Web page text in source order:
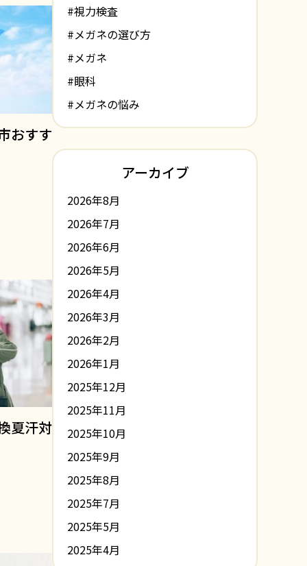
おすす
夏汗対
#視力検査
#メガネの選び方
#メガネ
#眼科
#メガネの悩み
アーカイブ
2026年8月
2026年7月
2026年6月
2026年5月
2026年4月
2026年3月
2026年2月
2026年1月
2025年12月
2025年11月
2025年10月
2025年9月
2025年8月
2025年7月
2025年5月
2025年4月